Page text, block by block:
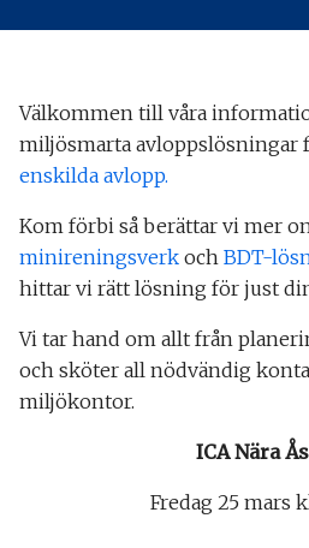
Välkommen till våra
miljösmarta avloppslösningar
enskilda avlopp.
Kom förbi så berättar vi mer
minireningsverk och BDT-
hittar vi rätt lösning för just
Vi tar hand om allt från
och sköter all nödvändig
miljökontor.
ICA Nära
Fredag 25 mars